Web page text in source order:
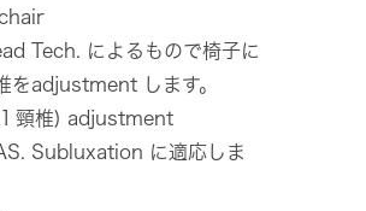
Tech. によるもので椅子に
をadjustment します。
頸椎) adjustment
Subluxation に適応しま